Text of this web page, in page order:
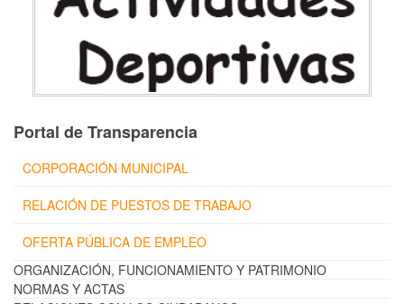
Portal de Transparencia
CORPORACIÓN MUNICIPAL
RELACIÓN DE PUESTOS DE TRABAJO
OFERTA PÚBLICA DE EMPLEO
ORGANIZACIÓN, FUNCIONAMIENTO Y PATRIMONIO
NORMAS Y ACTAS